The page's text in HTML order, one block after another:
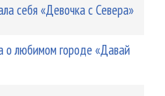
себя «Девочка с Севера»
о любимом городе «Давай